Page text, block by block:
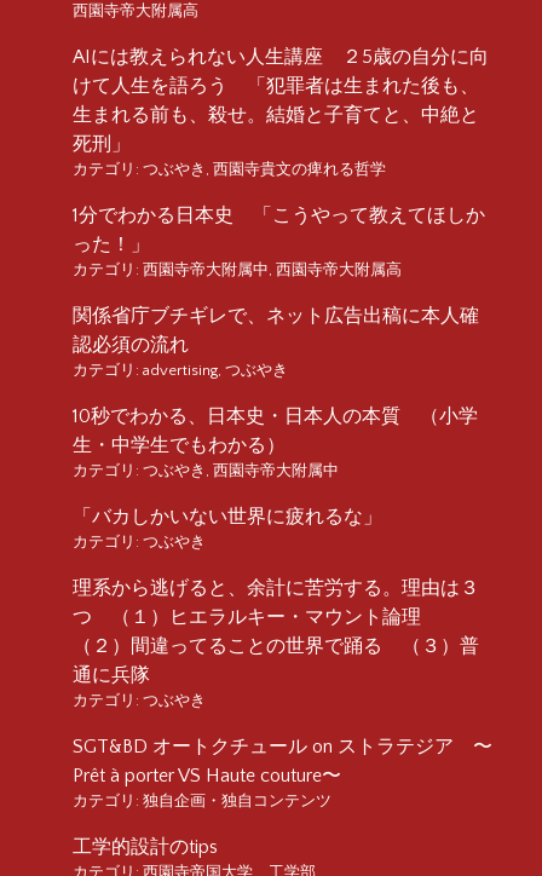
西園寺帝大附属高
AIには教えられない人生講座 ２5歳の自分に向
けて人生を語ろう 「犯罪者は生まれた後も、
生まれる前も、殺せ。結婚と子育てと、中絶と
死刑」
カテゴリ: つぶやき 西園寺貴文の痺れる哲学
1分でわかる日本史 「こうやって教えてほしか
った！」
カテゴリ: 西園寺帝大附属中 西園寺帝大附属高
関係省庁ブチギレで、ネット広告出稿に本人確
認必須の流れ
カテゴリ: advertising つぶやき
10秒でわかる、日本史・日本人の本質 （小学
生・中学生でもわかる）
カテゴリ: つぶやき 西園寺帝大附属中
「バカしかいない世界に疲れるな」
カテゴリ: つぶやき
理系から逃げると、余計に苦労する。理由は３
つ （１）ヒエラルキー・マウント論理
（２）間違ってることの世界で踊る （３）普
通に兵隊
カテゴリ: つぶやき
SGT&BD オートクチュール on ストラテジア 〜
Prêt à porter VS Haute couture〜
カテゴリ: 独自企画・独自コンテンツ
工学的設計のtips
カテゴリ: 西園寺帝国大学 工学部